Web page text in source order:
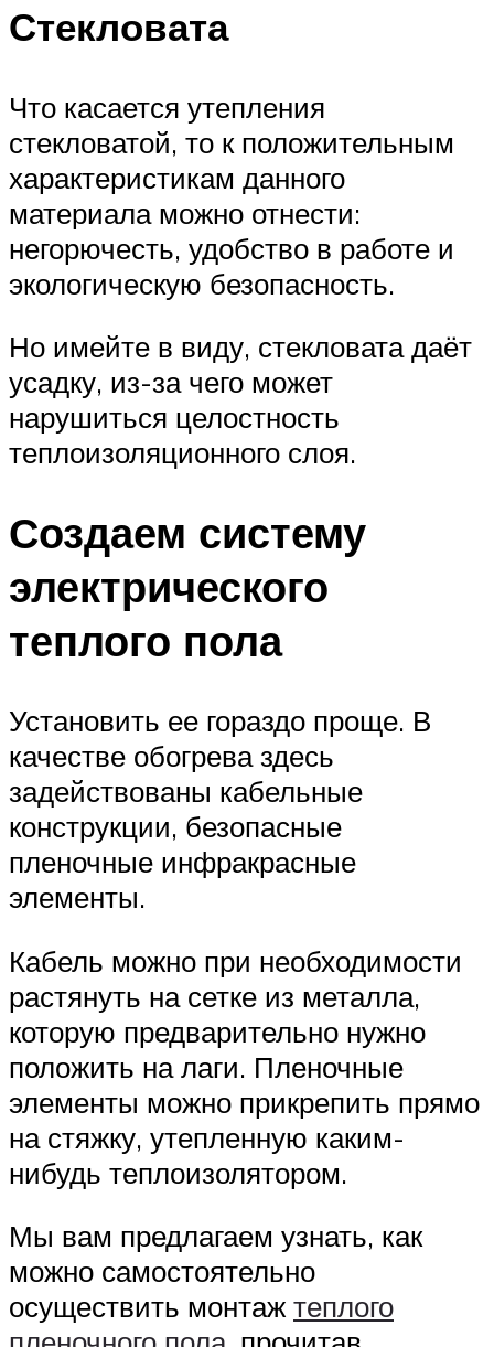
Стекловата
Что касается утепления
стекловатой, то к положительным
характеристикам данного
материала можно отнести:
негорючесть, удобство в работе и
экологическую безопасность.
Но имейте в виду, стекловата даёт
усадку, из-за чего может
нарушиться целостность
теплоизоляционного слоя.
Создаем систему
электрического
теплого пола
Установить ее гораздо проще. В
качестве обогрева здесь
задействованы кабельные
конструкции, безопасные
пленочные инфракрасные
элементы.
Кабель можно при необходимости
растянуть на сетке из металла,
которую предварительно нужно
положить на лаги. Пленочные
элементы можно прикрепить прямо
на стяжку, утепленную каким-
нибудь теплоизолятором.
Мы вам предлагаем узнать, как
можно самостоятельно
осуществить монтаж теплого